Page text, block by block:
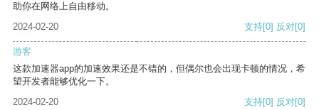
助你在网络上自由移动。
2024-02-20
支持[0] 反对[0]
游客
这款加速器app的加速效果还是不错的，但偶尔也会出现卡顿的情况，希
望开发者能够优化一下。
2024-02-20
支持[0] 反对[0]